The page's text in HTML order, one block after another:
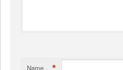
Name